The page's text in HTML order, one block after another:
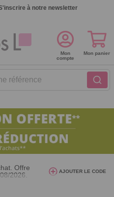
à notre newsletter
référence
Mon
compte
Mon panier
2026.
AJOUTER LE CODE